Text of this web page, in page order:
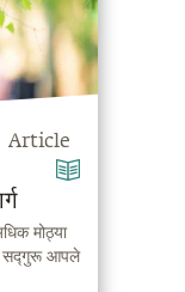
Article
मोठ्या
सद्गुरू आपले